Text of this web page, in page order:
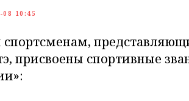
08 10:45
присвоены спортивные